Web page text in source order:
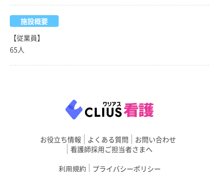
施設概要
【従業員】
65人
お役立ち情報 よくある質問
お問い合わせ
看護師採用ご担当者さまへ
利用規約
プライバシーポリシー